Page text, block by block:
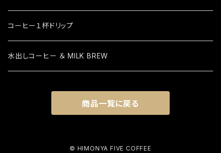
コーヒー１杯ドリップ
水出しコーヒー ＆ MILK BREW
商品一覧に戻る
© HIMONYA FIVE COFFEE